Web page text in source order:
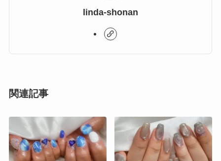
linda-shonan
関連記事